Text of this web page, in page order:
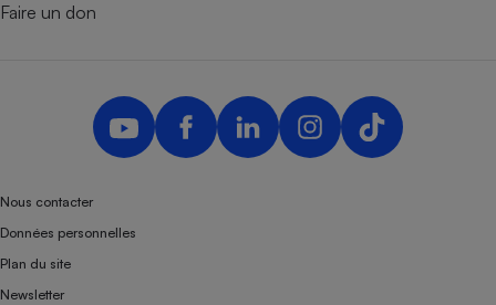
Faire un don
Nous contacter
Données personnelles
Plan du site
Newsletter